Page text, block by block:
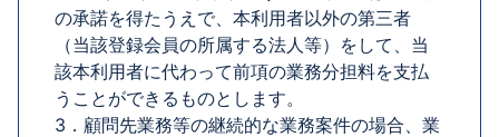
の承諾を得たうえで、本利用者以外の第三者
（当該登録会員の所属する法人等）をして、当
該本利用者に代わって前項の業務分担料を支払
うことができるものとします。
3．顧問先業務等の継続的な業務案件の場合、業